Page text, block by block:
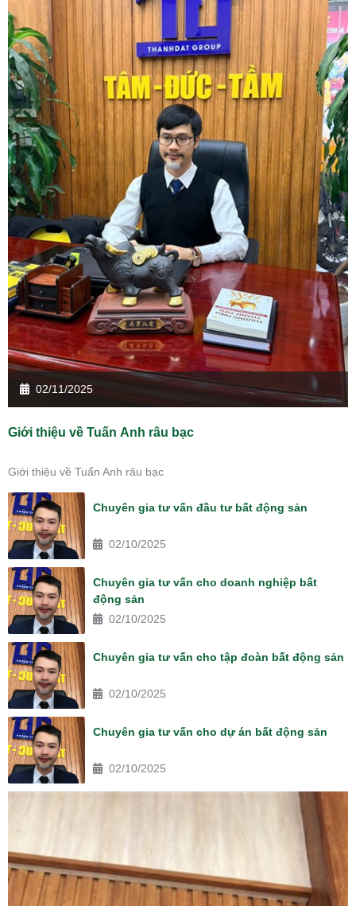
02/11/2025
Giới thiệu về Tuấn Anh râu bạc
Giới thiệu về Tuấn Anh râu bạc
Chuyên gia tư vấn đầu tư bất động sản
02/10/2025
Chuyên gia tư vấn cho doanh nghiệp bất
động sản
02/10/2025
Chuyên gia tư vấn cho tập đoàn bất động sản
02/10/2025
Chuyên gia tư vấn cho dự án bất động sản
02/10/2025